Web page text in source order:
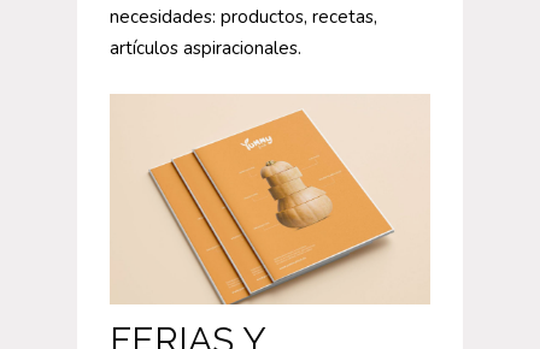
necesidades: productos, recetas,
artículos aspiracionales.
FERIAS Y